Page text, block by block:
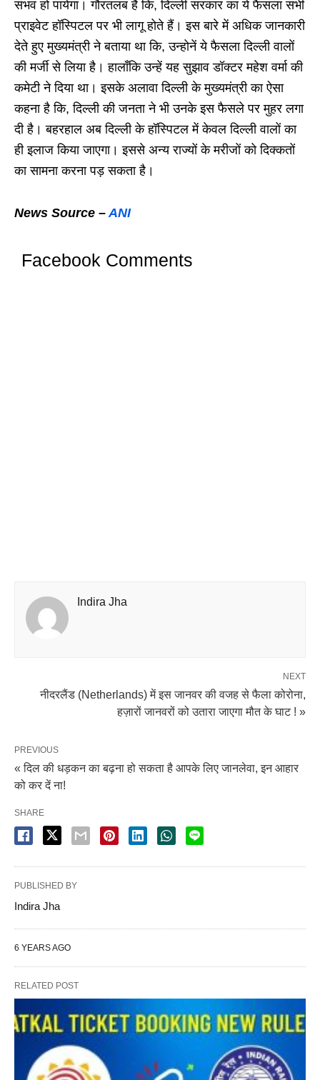
संभव हो पायेगा। गौरतलब है कि, दिल्ली सरकार का ये फैसला सभी
प्राइवेट हॉस्पिटल पर भी लागू होते हैं। इस बारे में अधिक जानकारी
देते हुए मुख्यमंत्री ने बताया था कि, उन्होनें ये फैसला दिल्ली वालों
की मर्जी से लिया है। हालाँकि उन्हें यह सुझाव डॉक्टर महेश वर्मा की
कमेटी ने दिया था। इसके अलावा दिल्ली के मुख्यमंत्री का ऐसा
कहना है कि, दिल्ली की जनता ने भी उनके इस फैसले पर मुहर लगा
दी है। बहरहाल अब दिल्ली के हॉस्पिटल में केवल दिल्ली वालों का
ही इलाज किया जाएगा। इससे अन्य राज्यों के मरीजों को दिक्कतों
का सामना करना पड़ सकता है।
News Source –ANI
Facebook Comments
Indira Jha
NEXT
नीदरलैंड (Netherlands) में इस जानवर की वजह से फैला कोरोना,
हज़ारों जानवरों को उतारा जाएगा मौत के घाट ! »
PREVIOUS
« दिल की धड़कन का बढ़ना हो सकता है आपके लिए जानलेवा, इन आहार
को कर दें ना!
SHARE
PUBLISHED BY
Indira Jha
6 YEARS AGO
RELATED POST